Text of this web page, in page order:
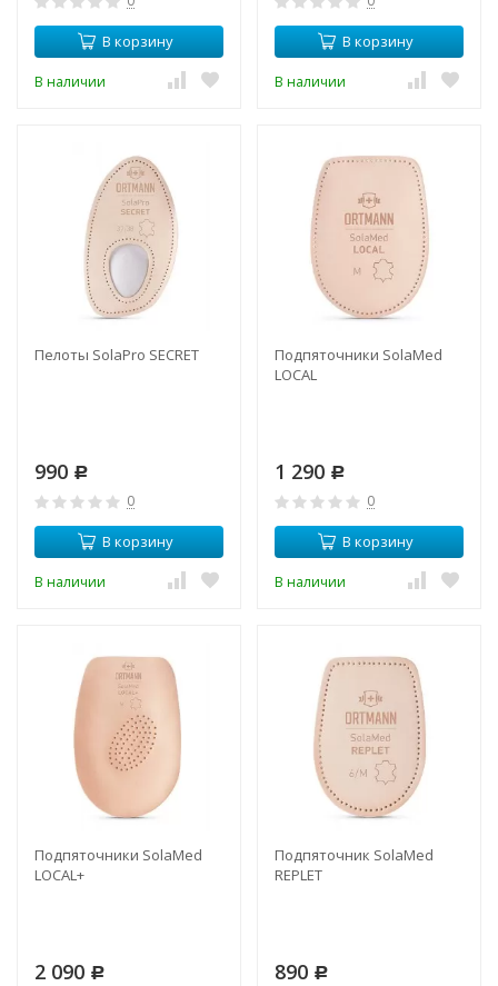
В корзину
В наличии
В корзину
В наличии
Пелоты SolaPro SECRET
990 Р
0
В корзину
В наличии
Подпяточники SolaMed
LOCAL
1 290 Р
0
В корзину
В наличии
Подпяточники SolaMed
LOCAL+
2 090 Р
Подпяточник SolaMed
REPLET
890 Р